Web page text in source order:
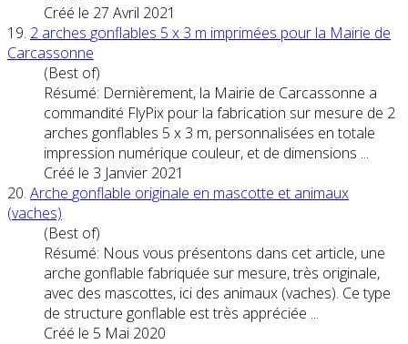
Créé le 27 Avril 2021
19. 2 arches gonflables 5 x 3 m imprimées pour la Mairie de
Carcassonne
(Best of)
Résumé: Dernièrement, la Mairie de Carcassonne a
commandité FlyPix pour la fabrication sur mesure de 2
arches gonflables 5 x 3 m, personnalisées en totale
impression numérique couleur, et de dimensions ...
Créé le 3 Janvier 2021
20. Arche gonflable originale en mascotte et animaux
(vaches)
(Best of)
Résumé: Nous vous présentons dans cet article, une
arche gonflable fabriquée sur mesure, très originale,
avec des mascottes, ici des animaux (vaches). Ce type
de structure gonflable est très appréciée ...
Créé le 5 Mai 2020